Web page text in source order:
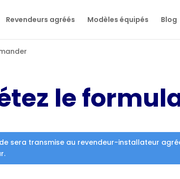
Revendeurs agréés Modèles équipés Blog
le
sera transmise au revendeur-installateur